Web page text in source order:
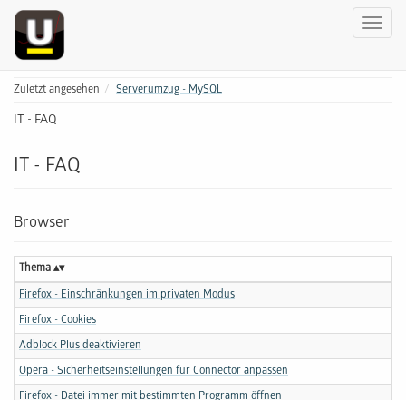
Zuletzt angesehen Serverumzug - MySQL
IT - FAQ
IT - FAQ
Browser
Thema
Firefox - Einschränkungen im privaten Modus
Firefox - Cookies
Adblock Plus deaktivieren
Opera - Sicherheitseinstellungen für Connector anpassen
Firefox - Datei immer mit bestimmten Programm öffnen